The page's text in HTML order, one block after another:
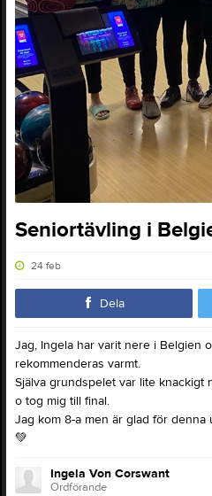
Seniortävling i
24 feb
Dela
Jag, Ingela har varit nere i Belgien
rekommenderas varmt.
Själva grundspelet var lite knackigt
o tog mig till final.
Jag kom 8-a men är glad för denna
💚
Ingela Von Corswant
Ordförande